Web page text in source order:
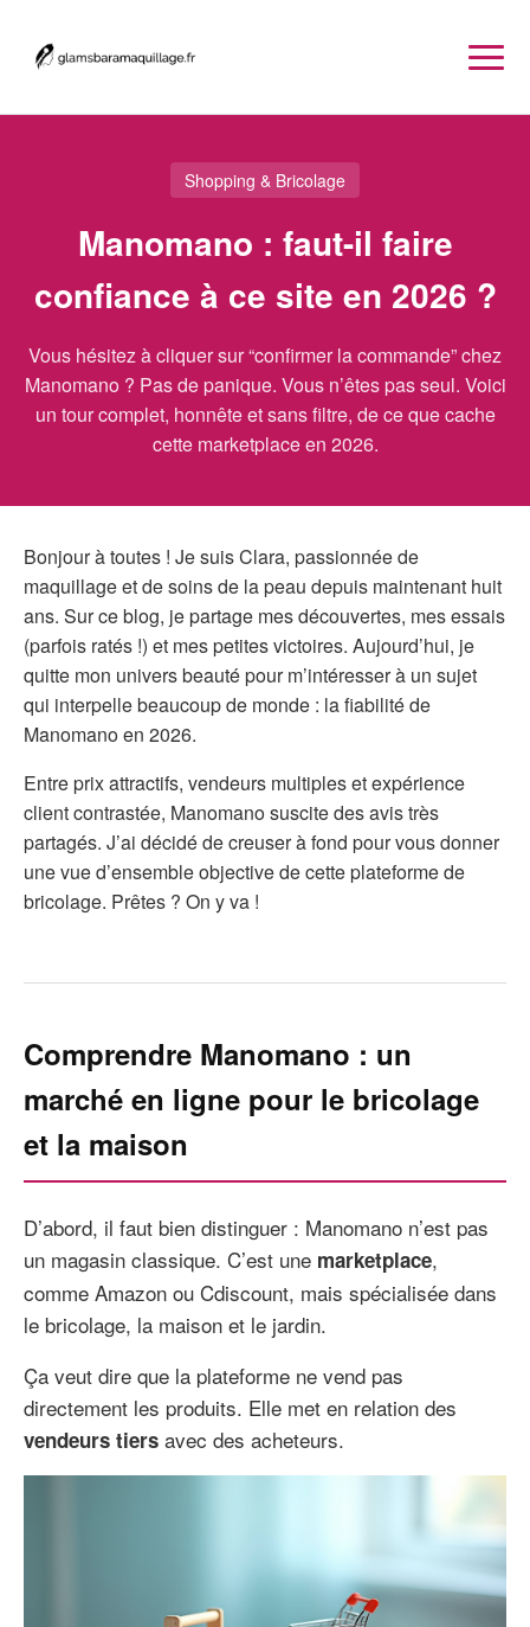
Shopping & Bricolage
Manomano : faut-il faire
confiance à ce site en 2026 ?
Vous hésitez à cliquer sur “confirmer la commande” chez
Manomano ? Pas de panique. Vous n’êtes pas seul. Voici
un tour complet, honnête et sans filtre, de ce que cache
cette marketplace en 2026.
Bonjour à toutes ! Je suis Clara, passionnée de
maquillage et de soins de la peau depuis maintenant huit
ans. Sur ce blog, je partage mes découvertes, mes essais
(parfois ratés !) et mes petites victoires. Aujourd’hui, je
quitte mon univers beauté pour m’intéresser à un sujet
qui interpelle beaucoup de monde : la fiabilité de
Manomano en 2026.
Entre prix attractifs, vendeurs multiples et expérience
client contrastée, Manomano suscite des avis très
partagés. J’ai décidé de creuser à fond pour vous donner
une vue d’ensemble objective de cette plateforme de
bricolage. Prêtes ? On y va !
Comprendre Manomano : un
marché en ligne pour le bricolage
et la maison
D’abord, il faut bien distinguer : Manomano n’est pas
un magasin classique. C’est une marketplace,
comme Amazon ou Cdiscount, mais spécialisée dans
le bricolage, la maison et le jardin.
Ça veut dire que la plateforme ne vend pas
directement les produits. Elle met en relation des
vendeurs tiers avec des acheteurs.